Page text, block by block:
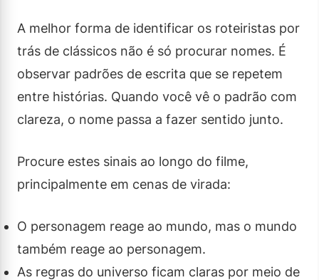
A melhor forma de identificar os roteiristas por
trás de clássicos não é só procurar nomes. É
observar padrões de escrita que se repetem
entre histórias. Quando você vê o padrão com
clareza, o nome passa a fazer sentido junto.
Procure estes sinais ao longo do filme,
principalmente em cenas de virada:
O personagem reage ao mundo, mas o mundo
também reage ao personagem.
As regras do universo ficam claras por meio de